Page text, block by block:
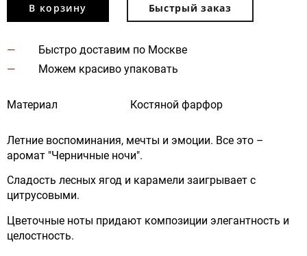
В корзину Быстрый заказ
Быстро доставим по Москве
Можем красиво упаковать
Материал Костяной фарфор
Летние воспоминания, мечты и эмоции. Все это –
аромат "Черничные ночи".
Сладость лесных ягод и карамели заигрывает с
цитрусовыми.
Цветочные ноты придают композиции элегантность и
целостность.